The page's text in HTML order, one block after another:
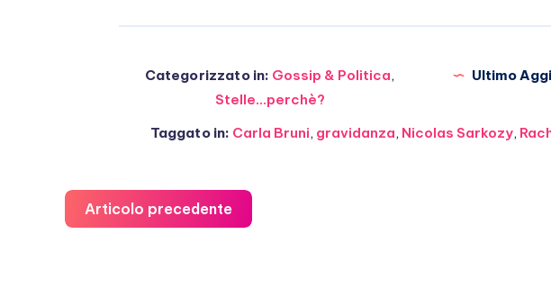
Categorizzato in: Gossip & Politica,
Stelle...perchè?
Ultimo
Taggato in: Carla Bruni, gravidanza, Nicolas Sarkozy,
Articolo precedente